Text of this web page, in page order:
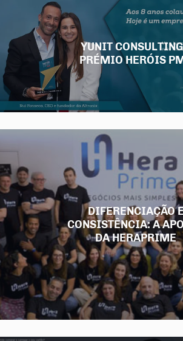
YUNIT
PRÉMIO HERÓIS
DIFERENCIAÇÃO
CONSISTÊNCIA: A
DA HERAPRIME